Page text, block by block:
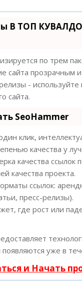
В ТОП
по трем
сайта прозрачным
-
сайта.
SeoHammer
клик,
качества у
качества
качества проекта.
ссылок:
пресс-релизы).
где рост или
уже в
и Начать